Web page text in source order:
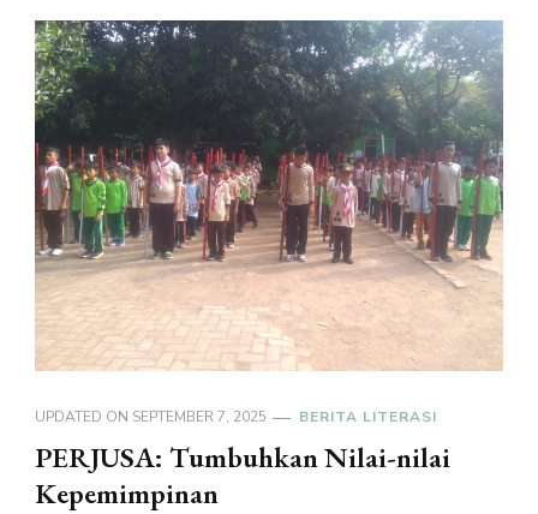
UPDATED ON SEPTEMBER 7, 2025 BERITA LITERASI
PERJUSA: Tumbuhkan Nilai-nilai
Kepemimpinan